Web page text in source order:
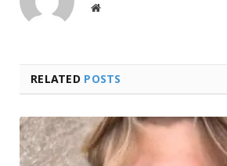
Website
RELATED POSTS